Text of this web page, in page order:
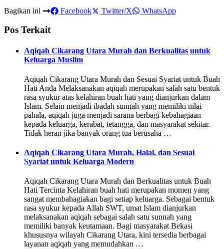
Bagikan ini
Facebook Twitter/X WhatsApp
Pos Terkait
Aqiqah Cikarang Utara Murah dan Berkualitas untuk
Keluarga Muslim
Aqiqah Cikarang Utara Murah dan Sesuai Syariat untuk Buah
Hati Anda Melaksanakan aqiqah merupakan salah satu bentuk
rasa syukur atas kelahiran buah hati yang dianjurkan dalam
Islam. Selain menjadi ibadah sunnah yang memiliki nilai
pahala, aqiqah juga menjadi sarana berbagi kebahagiaan
kepada keluarga, kerabat, tetangga, dan masyarakat sekitar.
Tidak heran jika banyak orang tua berusaha …
Aqiqah Cikarang Utara Murah, Halal, dan Sesuai
Syariat untuk Keluarga Modern
Aqiqah Cikarang Utara Murah dan Berkualitas untuk Buah
Hati Tercinta Kelahiran buah hati merupakan momen yang
sangat membahagiakan bagi setiap keluarga. Sebagai bentuk
rasa syukur kepada Allah SWT, umat Islam dianjurkan
melaksanakan aqiqah sebagai salah satu sunnah yang
memiliki banyak keutamaan. Bagi masyarakat Bekasi
khususnya wilayah Cikarang Utara, kini tersedia berbagai
layanan aqiqah yang memudahkan …